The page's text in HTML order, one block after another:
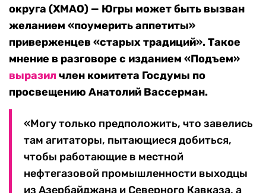
округа (ХМАО) — Югры может быть вызван
желанием «поумерить аппетиты»
приверженцев «старых традиций». Такое
мнение в разговоре с изданием «Подъем»
выразилчлен комитета Госдумы по
просвещению Анатолий Вассерман.
«Могу только предположить, что завелись
там агитаторы, пытающиеся добиться,
чтобы работающие в местной
нефтегазовой промышленности выходцы
из Азербайджана и Северного Кавказа, а